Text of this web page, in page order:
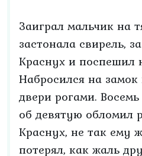
Заиграл мальчик на
застонала свирель,
Краснух и поспешил
Набросился на замок
двери рогами.
об девятую обломил
Краснух, не так ему
потерял, как жаль